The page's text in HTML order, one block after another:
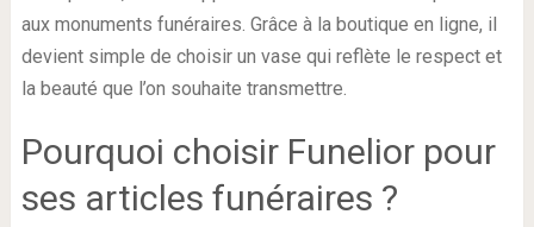
aux monuments funéraires. Grâce à la boutique en ligne, il
devient simple de choisir un vase qui reflète le respect et
la beauté que l’on souhaite transmettre.
Pourquoi choisir Funelior pour
ses articles funéraires ?